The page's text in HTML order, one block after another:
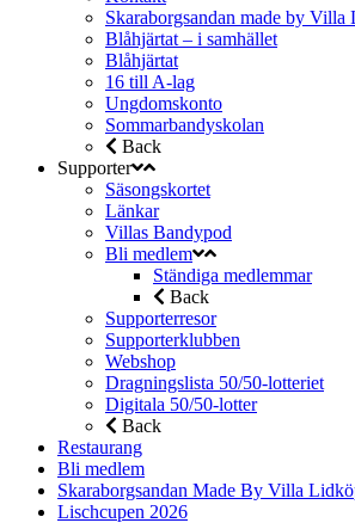
Skaraborgsandan made by
Blåhjärtat – i samhället
Blåhjärtat
16 till A-lag
Ungdomskonto
Sommarbandyskolan
Back
Supporter
Säsongskortet
Länkar
Villas Bandypod
Bli medlem
Ständiga medlemmar
Back
Supporterresor
Supporterklubben
Webshop
Dragningslista 50/50-lotteriet
Digitala 50/50-lotter
Back
Restaurang
Bli medlem
Skaraborgsandan Made By Villa
Lischcupen 2026